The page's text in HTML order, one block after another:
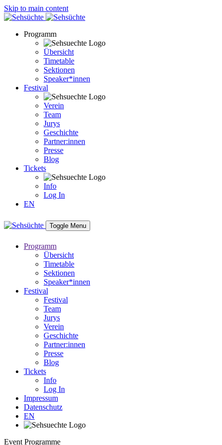
Skip to main content
Programm
Übersicht
Timetable
Sektionen
Speaker*innen
Festival
Verein
Team
Jurys
Geschichte
Partner:innen
Presse
Blog
Tickets
Info
Log In
EN
Toggle Menu
Programm
Übersicht
Timetable
Sektionen
Speaker*innen
Festival
Festival
Team
Jurys
Verein
Geschichte
Partner:innen
Presse
Blog
Tickets
Info
Log In
Impressum
Datenschutz
EN
Event Programme